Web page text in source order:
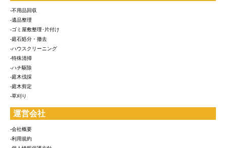
-不用品回収
-遺品整理
-ゴミ屋敷整理･片付け
-庭石処分・撤去
-ハウスクリーニング
-特殊清掃
-ハチ駆除
-庭木伐採
-庭木剪定
-草刈り
運営会社
-会社概要
-利用規約